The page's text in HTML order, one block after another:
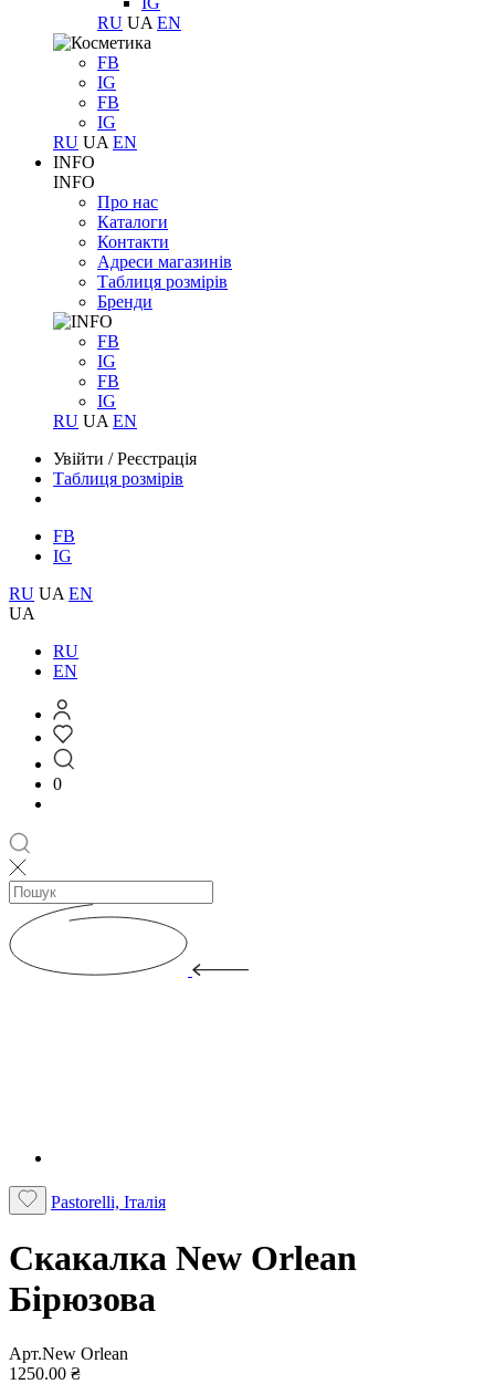
RU UA EN
FB
IG
FB
IG
RU UA EN
INFO
INFO
Про нас
Каталоги
Контакти
Адреси магазинів
Таблиця розмірів
Бренди
FB
IG
FB
IG
RU UA EN
Увійти /Реєстрація
Таблиця розмірів
FB
IG
RU UA EN
UA
RU
EN
0
Pastorelli, Італія
Скакалка New Orlean
Бірюзова
Арт.New Orlean
1250.00 ₴